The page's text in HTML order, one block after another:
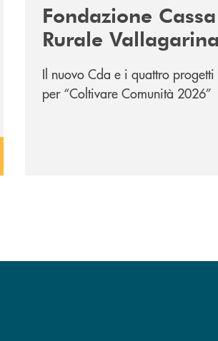
Fondazione Cassa
Rurale
Il nuovo Cda e i quattro
per “Coltivare Comunità 2026”